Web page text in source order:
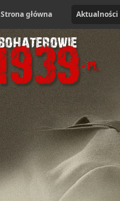
Strona główna Aktualności